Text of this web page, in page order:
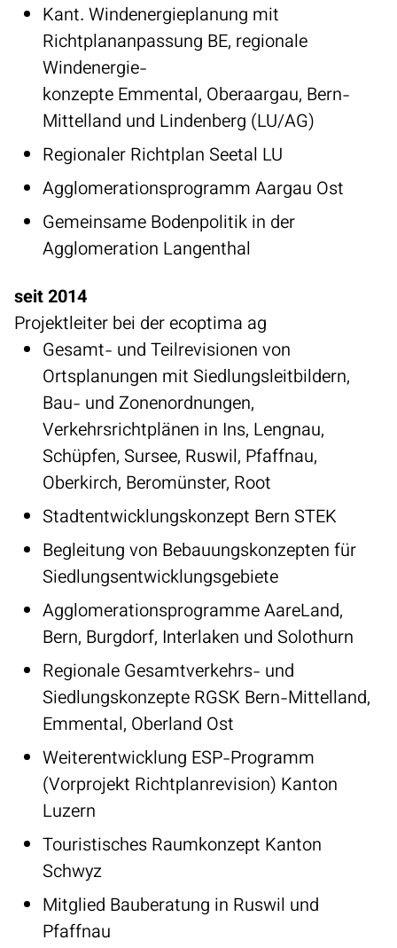
Kant‭. ‬Windenergieplanung mit
Richtplananpassung BE‭, ‬regionale
Windenergie‭-‬
konzepte Emmental‭, ‬Oberaargau‭, ‬Bern-
Mittelland und Lindenberg‭ (‬LU/AG‭)‬
Regionaler Richtplan Seetal LU
Agglomerationsprogramm Aargau Ost
Gemeinsame Bodenpolitik in der
Agglomeration Langenthal
seit 2014
Projektleiter bei der ecoptima ag
Gesamt‭- ‬und Teilrevisionen von
Ortsplanungen mit Siedlungsleitbildern‭,
‬Bau‭- ‬und Zonenordnungen‭,
‬Verkehrsrichtplänen in Ins‭, ‬Lengnau‭,
‬Schüpfen‭, ‬Sursee‭, ‬Ruswil‭, ‬Pfaffnau‭,
‬Oberkirch‭, ‬Beromünster‭, ‬Root
Stadtentwicklungskonzept Bern STEK
Begleitung von Bebauungskonzepten für
Siedlungsentwicklungsgebiete
Agglomerationsprogramme AareLand‭,
‬Bern‭, ‬Burgdorf‭, ‬Interlaken und Solothurn
Regionale Gesamtverkehrs‭- ‬und
Siedlungskonzepte RGSK Bern-Mittelland‭, ‬
Emmental‭, ‬Oberland Ost
Weiterentwicklung ESP-Programm‭
(‬Vorprojekt Richtplanrevision‭) ‬Kanton
Luzern
Touristisches Raumkonzept Kanton
Schwyz
Mitglied Bauberatung in Ruswil und
Pfaffnau